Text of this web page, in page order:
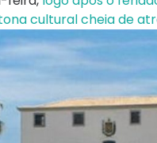
cultural cheia de